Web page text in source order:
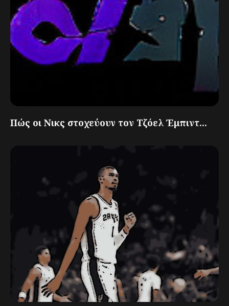
Πώς οι Νικς στοχεύουν τον Τζόελ Έμπιντ...